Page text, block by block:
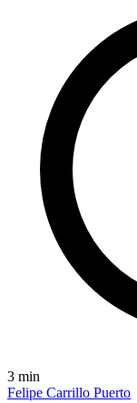
3 min
Felipe Carrillo Puerto